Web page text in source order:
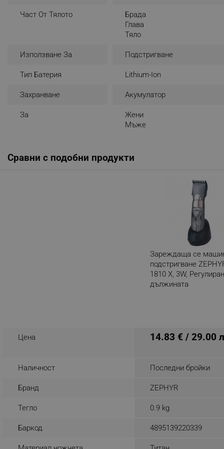
Част От Тялото
Брада
Глава
Тяло
Използване За Подстригване
Тип Батерия Lithium-Ion
Захранване Акумулатор
За
Жени
Мъже
Сравни с подобни продукти
Зареждаща се
подстригване
1810 X, 3W,
дължината
Цена 14.83 € / 29.00
Наличност Последни бройки
Бранд ZEPHYR
Тегло 0.9 kg
Баркод 4895139220339
_sgf_test_mode
_sgf_clicked_banners
segmentifyExtension
sgfUserUpdateData
rlv_s
rlv_e
rlv_h_profile